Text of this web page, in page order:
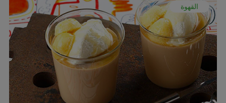
القهوة